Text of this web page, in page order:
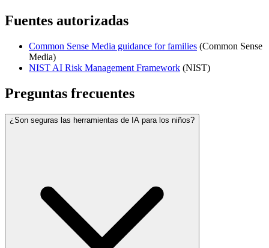
Fuentes autorizadas
Common Sense Media guidance for families (Common Sense
Media)
NIST AI Risk Management Framework (NIST)
Preguntas frecuentes
¿Son seguras las herramientas de IA para los niños?